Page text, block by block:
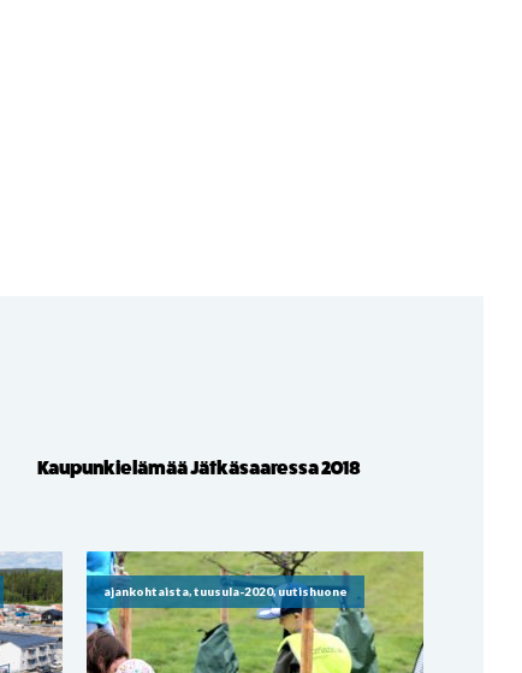
Kaupunkielämää Jätkäsaaressa 2018
ajankohtaista, tuusula-2020, uutishuone